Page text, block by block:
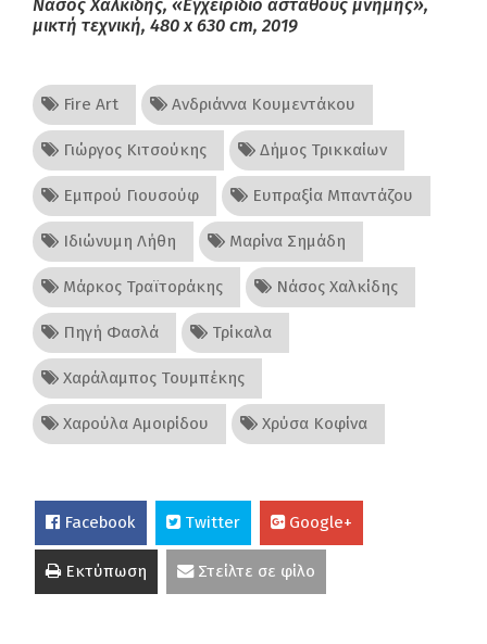
Νάσος Χαλκίδης, «Εγχειρίδιο ασταθούς μνήμης»,
μικτή τεχνική, 480 x 630 cm, 2019
Fire Art Ανδριάννα Κουμεντάκου
Γιώργος Κιτσούκης Δήμος Τρικκαίων
Εμπρού Γιουσούφ Ευπραξία Μπαντάζου
Ιδιώνυμη Λήθη Μαρίνα Σημάδη
Μάρκος Τραϊτοράκης Νάσος Χαλκίδης
Πηγή Φασλά Τρίκαλα
Χαράλαμπος Τουμπέκης
Χαρούλα Αμοιρίδου Χρύσα Κοφίνα
Facebook Twitter Google+
Εκτύπωση Στείλτε σε φίλο